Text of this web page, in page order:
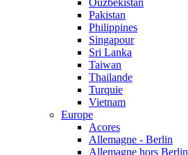
Ouzbekistan
Pakistan
Philippines
Singapour
Sri Lanka
Taiwan
Thailande
Turquie
Vietnam
Europe
Acores
Allemagne - Berlin
Allemagne hors Berlin